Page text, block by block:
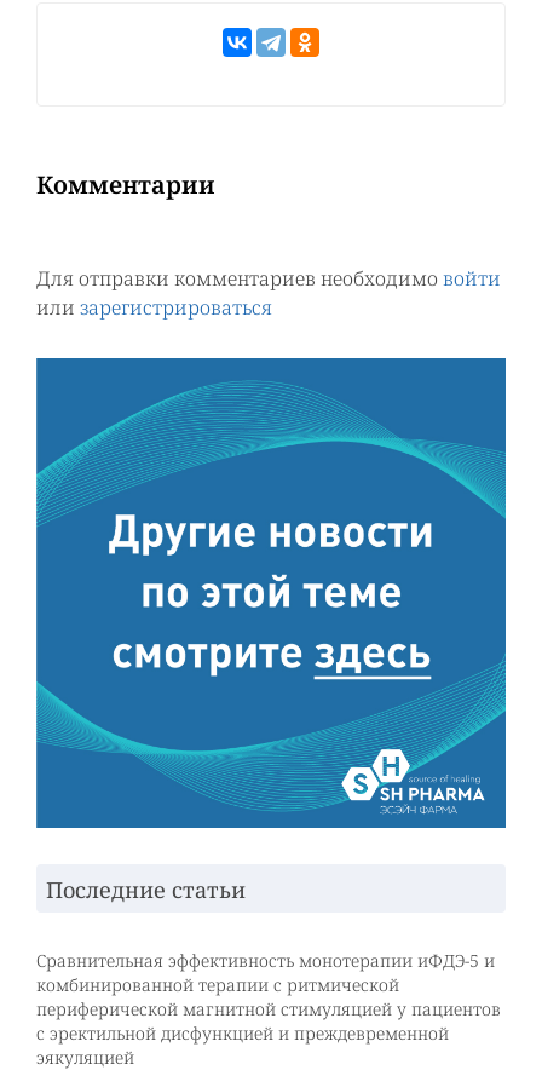
Комментарии
Для отправки комментариев необходимо войти
или зарегистрироваться
Последние статьи
Сравнительная эффективность монотерапии иФДЭ-5 и
комбинированной терапии с ритмической
периферической магнитной стимуляцией у пациентов
с эректильной дисфункцией и преждевременной
эякуляцией